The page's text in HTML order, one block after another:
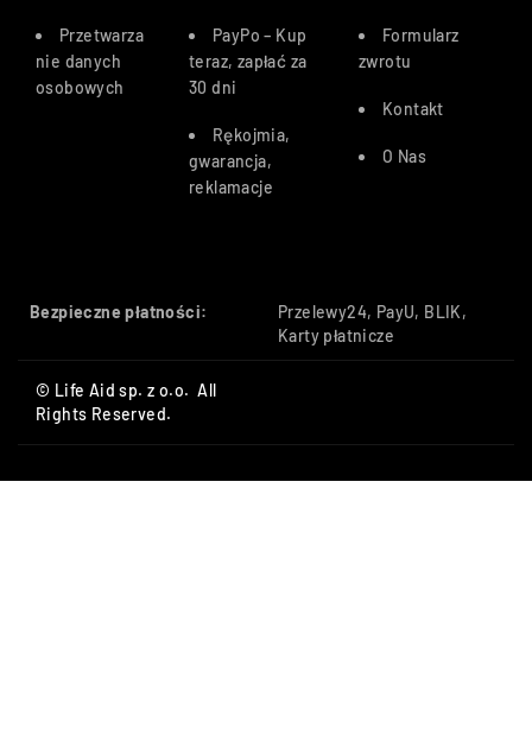
Przetwarza
nie danych
osobowych
PayPo – Kup
teraz, zapłać za
30 dni
Rękojmia,
gwarancja,
reklamacje
Formularz
zwrotu
Kontakt
O Nas
Bezpieczne płatności:
Przelewy24, PayU, BLIK,
Karty płatnicze
© Life Aid sp. z o.o. All
Rights Reserved.